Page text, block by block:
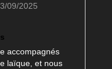
09/2025
accompagnés
laïque, et nous